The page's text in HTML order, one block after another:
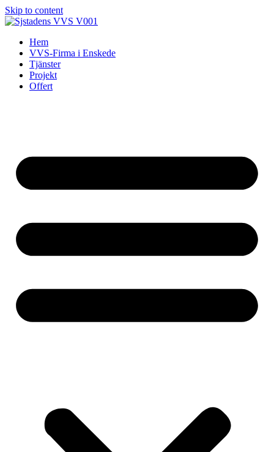
Skip to content
Hem
VVS-Firma i Enskede
Tjänster
Projekt
Offert